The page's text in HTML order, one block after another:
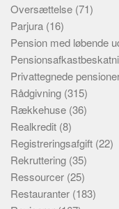
Oversættelse (71)
Parjura (16)
Pension med løbende
Privattegnede
Rådgivning (315)
Rækkehuse (36)
Realkredit (8)
Registreringsafgift (22)
Rekruttering (35)
Ressourcer (25)
Restauranter (183)